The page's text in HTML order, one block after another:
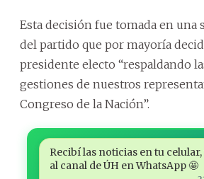
Esta decisión fue tomada en una
del partido que por mayoría
presidente electo “respaldando
gestiones de nuestros
Congreso de la Nación”.
Recibí las noticias en tu
al canal de ÚH en WhatsApp 🤩